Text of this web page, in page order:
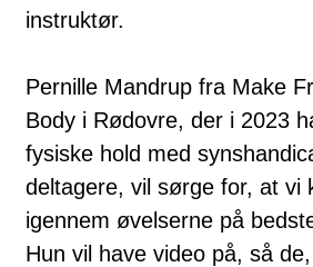
instruktør.
Pernille Mandrup fra Make
Body i Rødovre, der i 2023
fysiske hold med
deltagere, vil sørge for, at vi
igennem øvelserne på
Hun vil have video på, så